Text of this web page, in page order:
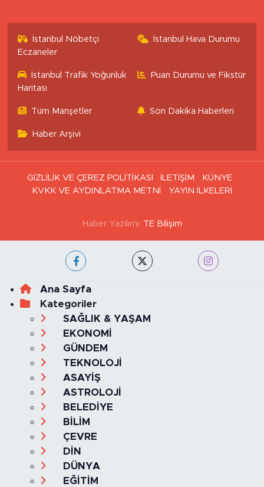
İstanbul Nöbetçi
Eczaneler
İstanbul Hava Durumu
İstanbul Trafik Yoğunluk
Haritası
Puan Durumu ve Fikstür
Tüm Manşetler Son Dakika Haberleri
Haber Arşivi
GİZLİLİK VE ÇEREZ POLİTİKASI İLETİŞİM
KÜNYE
KVKK VE AYDINLATMA METNİ
YAYIN İLKELERİ
Haber Yazılımı: TE Bilişim
Ana Sayfa
Kategoriler
SAĞLIK & YAŞAM
EKONOMİ
GÜNDEM
TEKNOLOJİ
ASAYİŞ
ASTROLOJİ
BELEDİYE
BİLİM
ÇEVRE
DİN
DÜNYA
EĞİTİM